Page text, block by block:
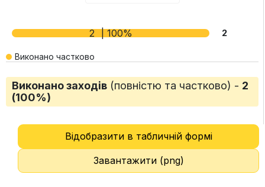
2 | 100% 2
Виконано частково
Виконано заходів (повністю та частково) - 2
(100%)
Відобразити в табличній формі
Завантажити (png)